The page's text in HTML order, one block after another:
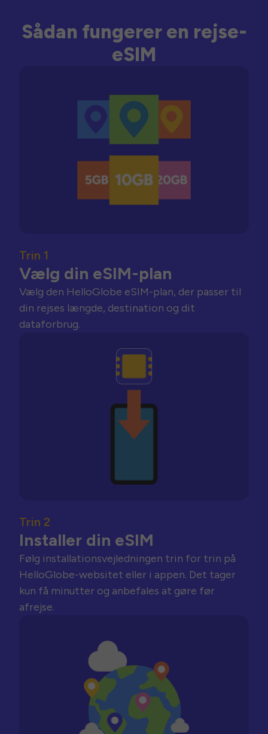
Sådan fungerer en rejse-
eSIM
Trin 1
Vælg din eSIM-plan
Vælg den HelloGlobe eSIM-plan, der passer til
din rejses længde, destination og dit
dataforbrug.
Trin 2
Installer din eSIM
Følg installationsvejledningen trin for trin på
HelloGlobe-websitet eller i appen. Det tager
kun få minutter og anbefales at gøre før
afrejse.